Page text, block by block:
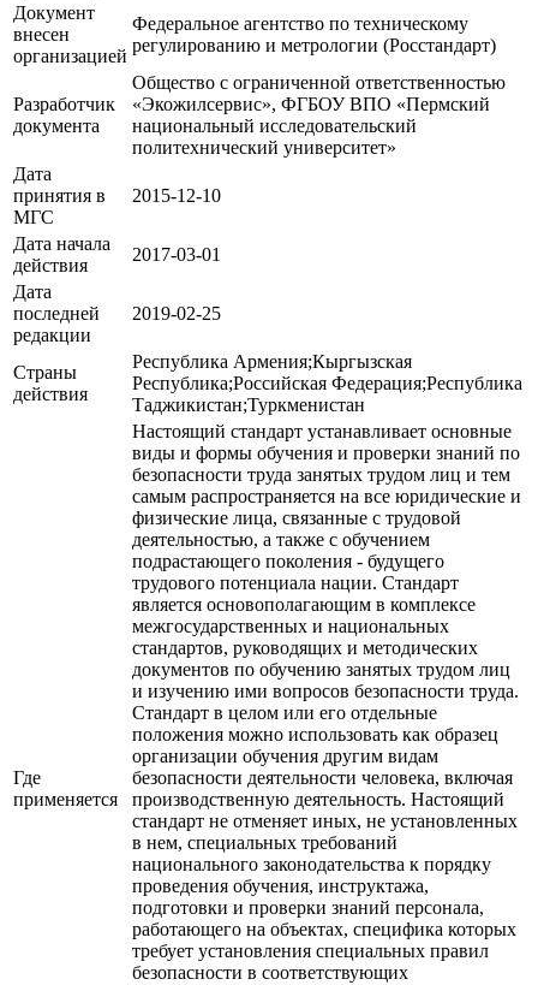
Документ
внесен
организацией
Федеральное агентство по техническому
регулированию и метрологии (Росстандарт)
Разработчик
документа
Общество с ограниченной ответственностью
«Экожилсервис», ФГБОУ ВПО «Пермский
национальный исследовательский
политехнический университет»
Дата
принятия в
МГС
2015-12-10
Дата начала
действия
2017-03-01
Дата
последней
редакции
2019-02-25
Страны
действия
Республика Армения;Кыргызская
Республика;Российская Федерация;Республика
Таджикистан;Туркменистан
Где
применяется
Настоящий стандарт устанавливает основные
виды и формы обучения и проверки знаний по
безопасности труда занятых трудом лиц и тем
самым распространяется на все юридические и
физические лица, связанные с трудовой
деятельностью, а также с обучением
подрастающего поколения - будущего
трудового потенциала нации. Стандарт
является основополагающим в комплексе
межгосударственных и национальных
стандартов, руководящих и методических
документов по обучению занятых трудом лиц
и изучению ими вопросов безопасности труда.
Стандарт в целом или его отдельные
положения можно использовать как образец
организации обучения другим видам
безопасности деятельности человека, включая
производственную деятельность. Настоящий
стандарт не отменяет иных, не установленных
в нем, специальных требований
национального законодательства к порядку
проведения обучения, инструктажа,
подготовки и проверки знаний персонала,
работающего на объектах, специфика которых
требует установления специальных правил
безопасности в соответствующих